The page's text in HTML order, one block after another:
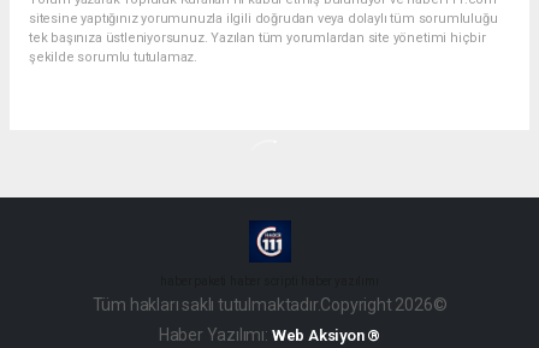
sitesine yaptığınız yorumunuzla ilgili doğrudan veya dolaylı tüm sorumluluğu
tek başınıza üstleniyorsunuz. Yazılan tüm yorumlardan site yönetimi hiçbir
şekilde sorumlu tutulamaz.
Tüm hakları saklı tutulmaktadır.Copyright 2026©
Haber Yazılımı: Web Aksiyon ®